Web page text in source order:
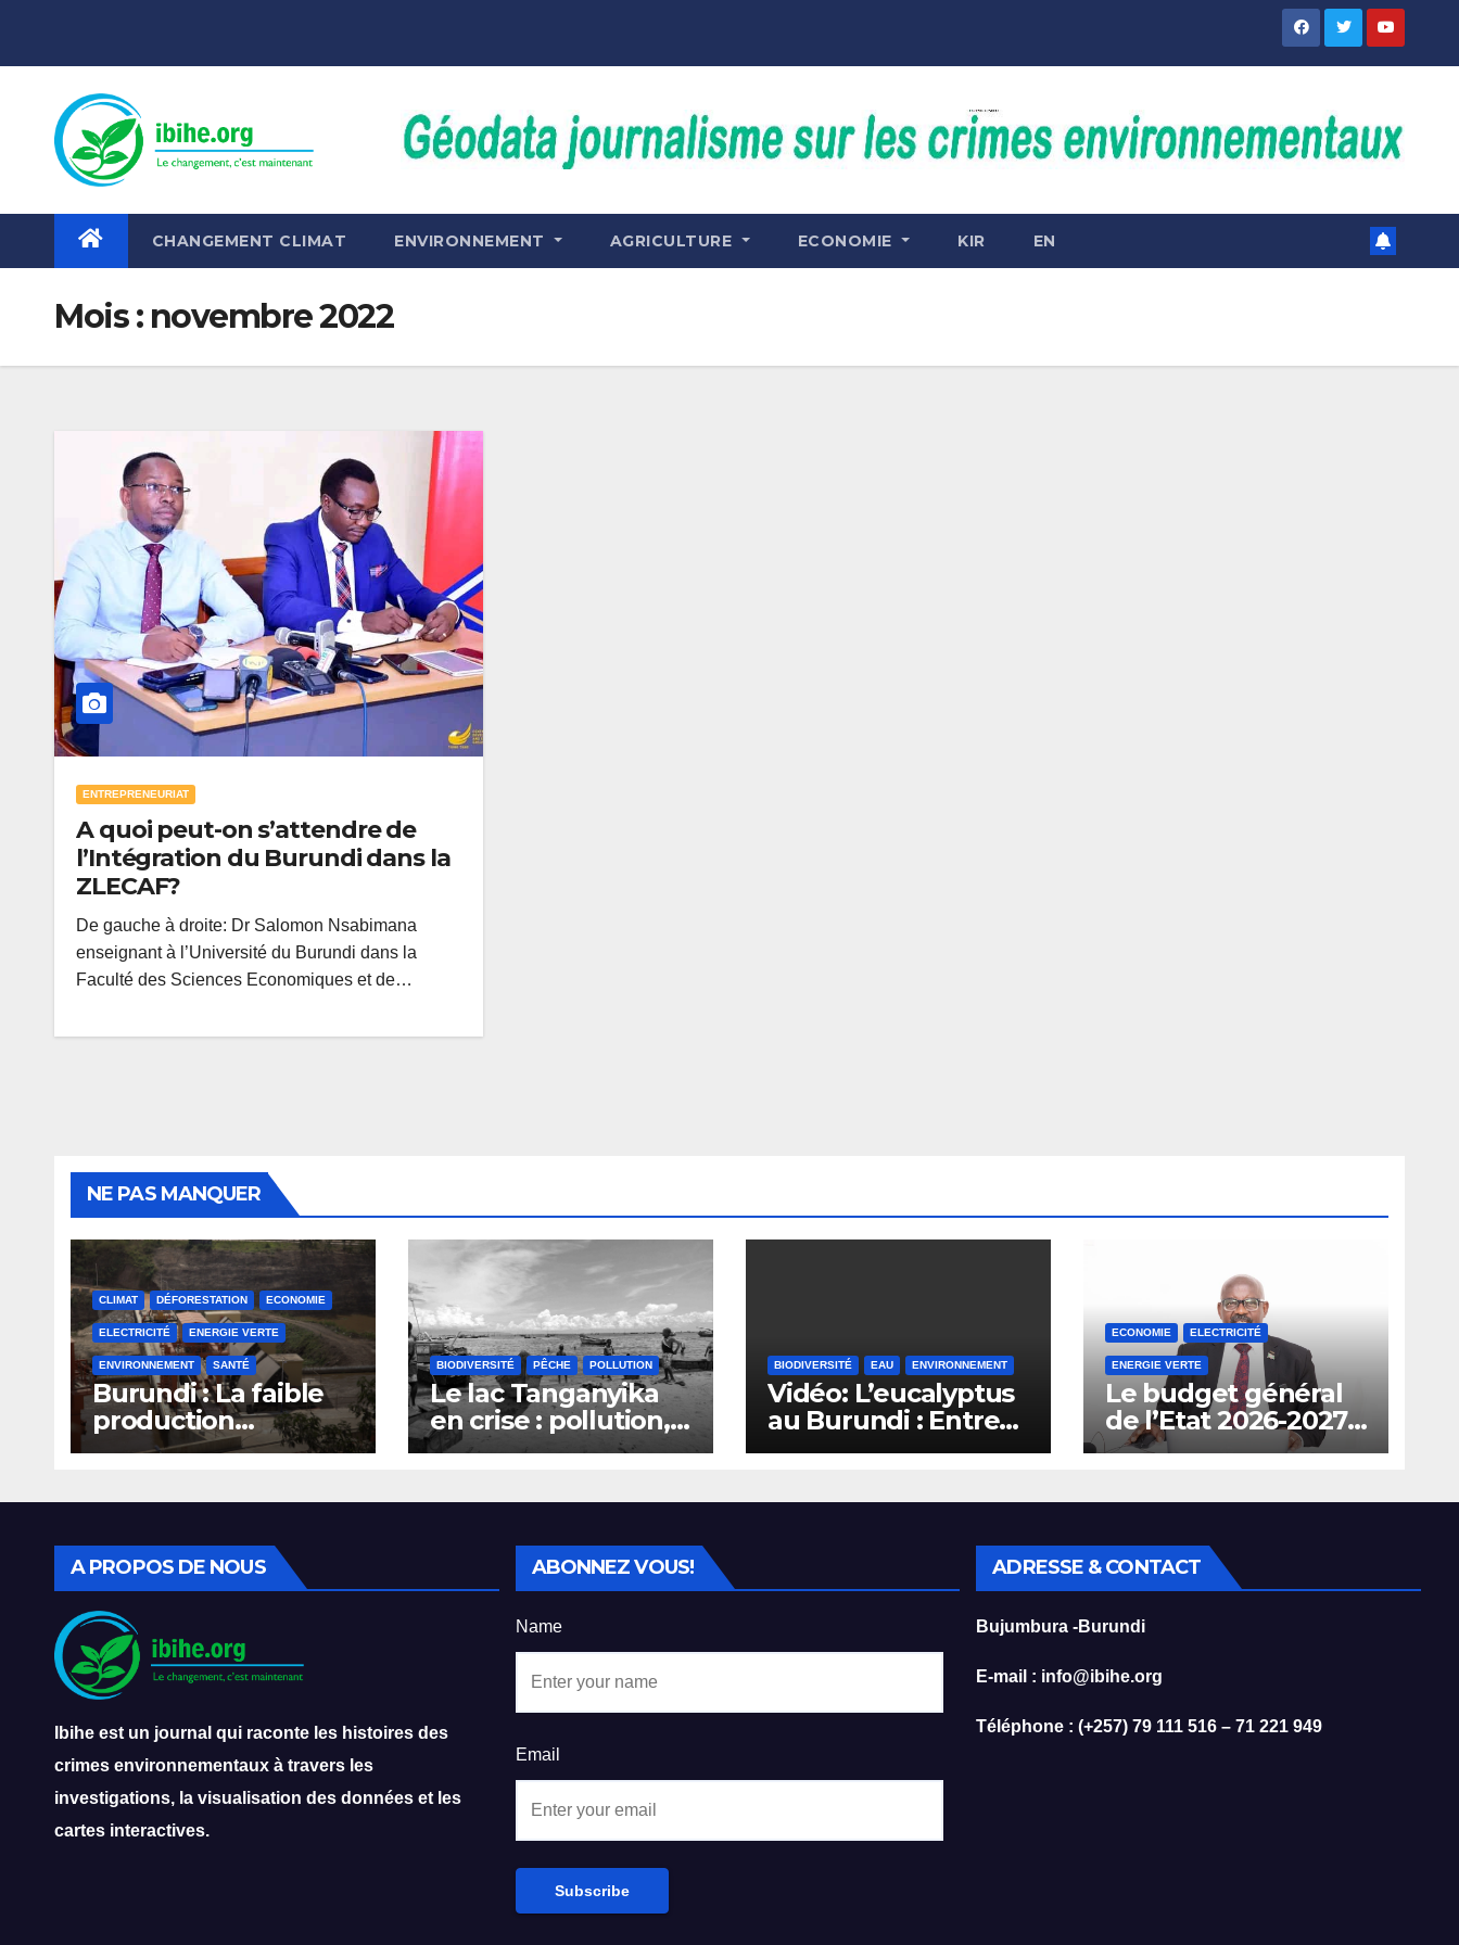
CHANGEMENT CLIMAT ENVIRONNEMENT AGRICULTURE ECONOMIE KIR EN
Mois : novembre 2022
ENTREPRENEURIAT
A quoi peut-on s’attendre de
l’Intégration du Burundi dans la
ZLECAF?
De gauche à droite: Dr Salomon Nsabimana
enseignant à l’Université du Burundi dans la
Faculté des Sciences Economiques et de…
NE PAS MANQUER
CLIMAT DÉFORESTATION ECONOMIE
ELECTRICITÉ ENERGIE VERTE
ENVIRONNEMENT SANTÉ
Burundi : La faible
production
d’électricité
d’émergence
BIODIVERSITÉ PÊCHE POLLUTION
Le lac Tanganyika
en crise : pollution,
surpêche et déclin
pêche au Burundi
BIODIVERSITÉ EAU ENVIRONNEMENT
Vidéo: L’eucalyptus
au Burundi : Entre
défis
et opportunités
ECONOMIE ELECTRICITÉ
ENERGIE VERTE
Le budget général
de l’Etat 2026-2027
en hausse de 29%
de l’importation des
carburant.
A PROPOS DE NOUS
Ibihe est un journal qui raconte les histoires des
crimes environnementaux à travers les
investigations, la visualisation des données et les
cartes interactives.
ABONNEZ VOUS!
Name
Email
ADRESSE & CONTACT
Bujumbura -Burundi
E-mail : info@ibihe.org
Téléphone : (+257) 79 111 516 – 71 221 949